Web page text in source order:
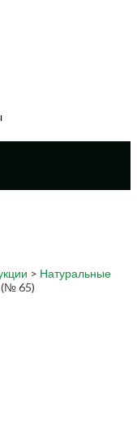
> Натуральные
(№ 65)